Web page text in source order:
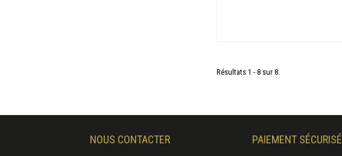
Résultats 1 - 8 sur 8.
NOUS CONTACTER PAIEMENT SÉCURISÉ